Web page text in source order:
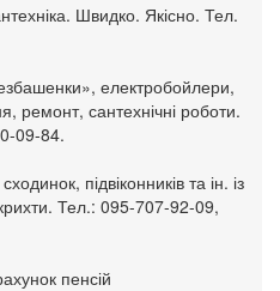
Швидко. Якісно. Тел.
електробойлери,
ремонт, сантехнічні роботи.
09-84.
підвіконників та ін. із
Тел.: 095-707-92-09,
пенсій